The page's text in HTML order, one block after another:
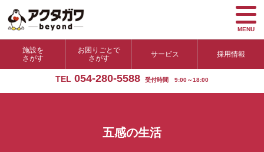
施設を
さがす
お困りごとで
さがす
サービス 採用情報
TEL 054-280-5588 受付時間 9:00～18:00
MENU
五感の生活